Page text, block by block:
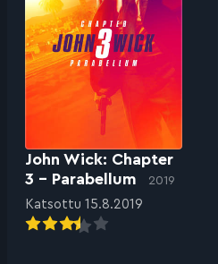
John Wick: Chapter
3 – Parabellum
2019
Katsottu 15.8.2019